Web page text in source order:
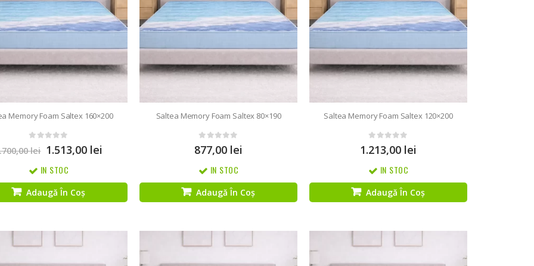
Memory Foam Saltex 160×200
out of 5
lei 1.513,00 lei
IN STOC
Adaugă În Coș
Saltea Memory Foam Saltex 80×190
0out of 5
877,00 lei
IN STOC
Adaugă În Coș
Saltea Memory Foam Saltex 120×200
0out of 5
1.213,00 lei
IN STOC
Adaugă În Coș